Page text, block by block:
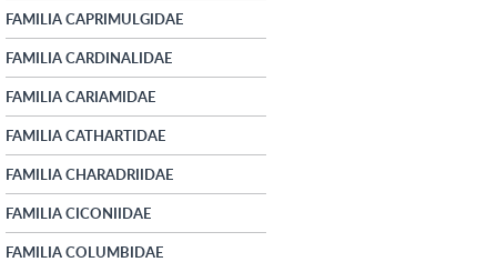
FAMILIA CAPRIMULGIDAE
FAMILIA CARDINALIDAE
FAMILIA CARIAMIDAE
FAMILIA CATHARTIDAE
FAMILIA CHARADRIIDAE
FAMILIA CICONIIDAE
FAMILIA COLUMBIDAE